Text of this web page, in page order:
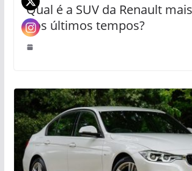
Qual é a SUV da Renault
dos últimos tempos?